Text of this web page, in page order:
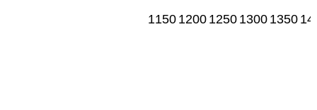
1150 1200 1250 1300 1350